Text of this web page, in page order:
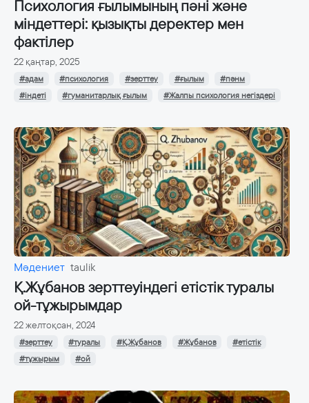
Психология ғылымының пәні және
міндеттері: қызықты деректер мен
фактілер
22 қаңтар, 2025
#адам #психология #зерттеу #ғылым
#пәнм
#індеті
#гуманитарлық ғылым #Жалпы психология негіздері
Мәдениет taulik
Қ.Жұбанов зерттеуіндегі етістік туралы
ой-тұжырымдар
22 желтоқсан, 2024
#зерттеу #туралы #Қ.Жұбанов #Жұбанов
#етістік
#тұжырым
#ой